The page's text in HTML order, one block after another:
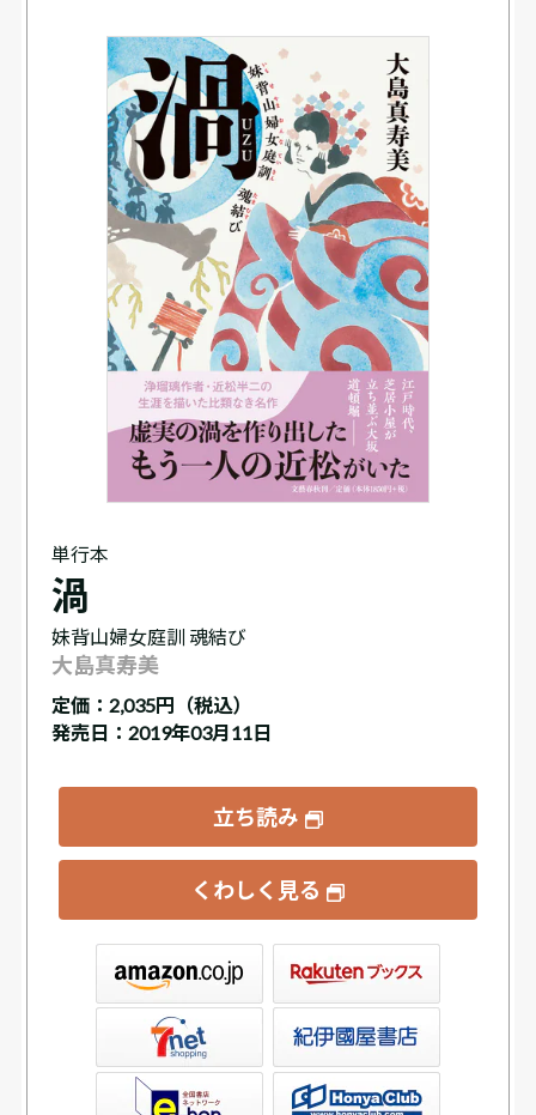
単行本
渦
妹背山婦女庭訓 魂結び
大島真寿美
定価： 2,035円（税込）
発売日：2019年03月11日
立ち読み
くわしく見る
書店ウェブストア